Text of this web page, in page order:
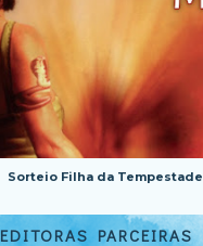
Sorteio Filha da Tempestade
EDITORAS PARCEIRAS